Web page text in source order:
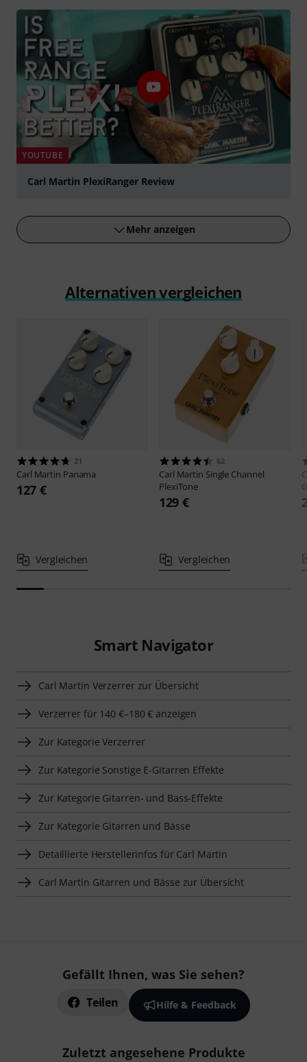
YOUTUBE
Carl Martin PlexiRanger Review
Mehr anzeigen
Alternativen vergleichen
21
Carl Martin Panama
127 €
Vergleichen
62
Carl Martin Single Channel
PlexiTone
129 €
Vergleichen
Smart Navigator
Carl Martin Verzerrer zur Übersicht
Verzerrer für 140 €–180 € anzeigen
Zur Kategorie Verzerrer
Zur Kategorie Sonstige E-Gitarren Effekte
Zur Kategorie Gitarren- und Bass-Effekte
Zur Kategorie Gitarren und Bässe
Detaillierte Herstellerinfos für Carl Martin
Carl Martin Gitarren und Bässe zur Übersicht
Gefällt Ihnen, was Sie sehen?
Teilen Hilfe & Feedback
Zuletzt angesehene Produkte